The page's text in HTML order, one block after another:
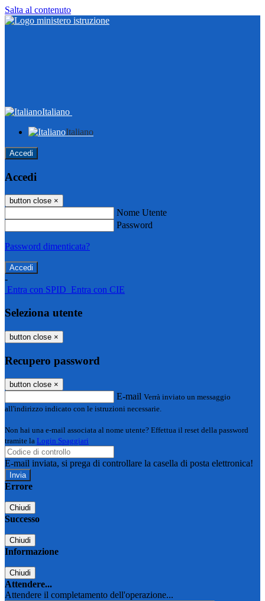
Salta al contenuto
Italiano
Italiano
Accedi
Accedi
button close ×
Nome Utente
Password
Password dimenticata?
-
Entra con SPID Entra con CIE
Seleziona utente
button close ×
Recupero password
button close ×
E-mail Verrà inviato un messaggio
all'indirizzo indicato con le istruzioni necessarie.
Non hai una e-mail associata al nome utente? Effettua il reset della password
tramite la Login Spaggiari
E-mail inviata, si prega di controllare la casella di posta elettronica!
Errore
Chiudi
Successo
Chiudi
Informazione
Chiudi
Attendere...
Attendere il completamento dell'operazione...